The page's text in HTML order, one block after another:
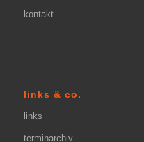
kontakt
links & co.
links
terminarchiv